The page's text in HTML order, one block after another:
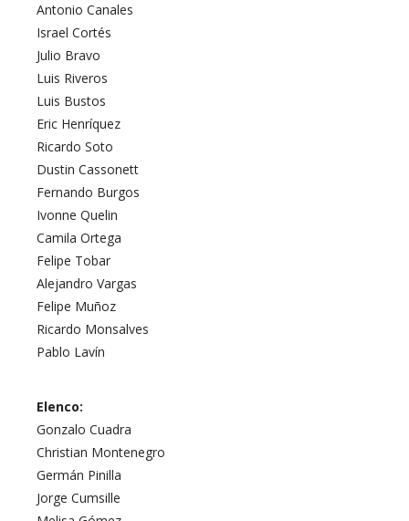
Antonio Canales
Israel Cortés
Julio Bravo
Luis Riveros
Luis Bustos
Eric Henríquez
Ricardo Soto
Dustin Cassonett
Fernando Burgos
Ivonne Quelin
Camila Ortega
Felipe Tobar
Alejandro Vargas
Felipe Muñoz
Ricardo Monsalves
Pablo Lavín
Elenco:
Gonzalo Cuadra
Christian Montenegro
Germán Pinilla
Jorge Cumsille